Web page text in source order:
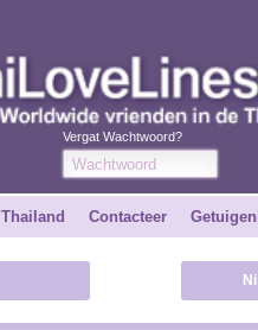
Vergat Wachtwoord?
Thailand Contacteer